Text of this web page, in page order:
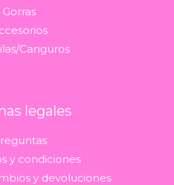
Gorras
Canguros
legales
y condiciones
y devoluciones